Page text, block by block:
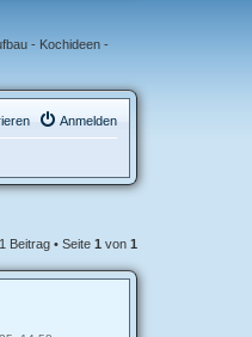
- Kochideen -
Anmelden
1 Beitrag • Seite 1 von 1